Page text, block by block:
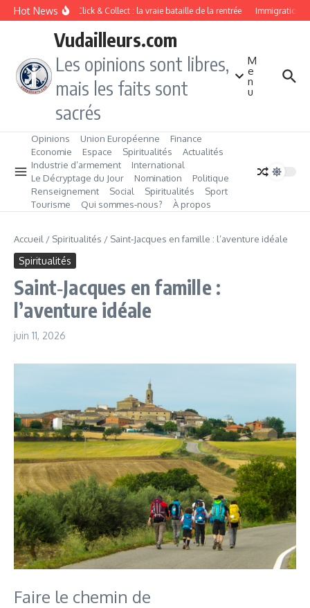
Aller au contenu
Hot NewsDrive ou Click & Collect : la vraie bataille de la rentrée Immigration
Vudailleurs.com
Les opinions sont libres,
mais les faits sont
sacrés
M
e
n
u
Opinions Union Européenne
Finance
Economie
Espace Spiritualités
Actualités
Industrie d’armement
International
Le Décryptage du Jour
Nomination
Politique
Renseignement
Social Spiritualités
Sport
Tourisme
Qui sommes‑nous? À propos
Accueil / Spiritualités / Saint‑Jacques en famille : l’aventure idéale
Spiritualités
Saint‑Jacques en famille :
l’aventure idéale
juin 11, 2026
Faire le chemin de